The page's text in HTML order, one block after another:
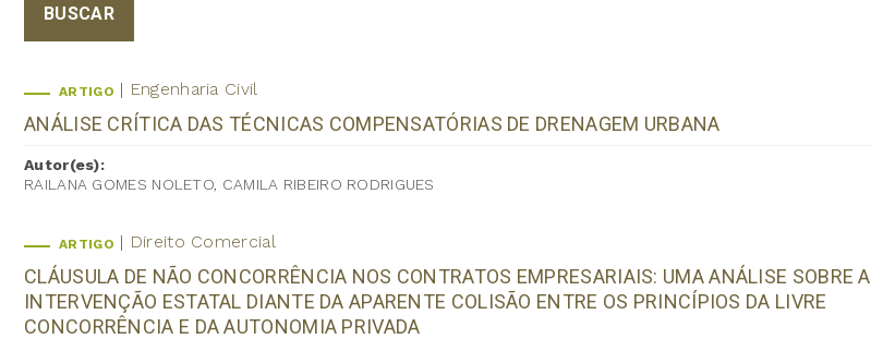
ARTIGO Engenharia Civil
ANÁLISE CRÍTICA DAS TÉCNICAS COMPENSATÓRIAS DE DRENAGEM URBANA
Autor(es):
RAILANA GOMES NOLETO, CAMILA RIBEIRO RODRIGUES
ARTIGO Direito Comercial
CLÁUSULA DE NÃO CONCORRÊNCIA NOS CONTRATOS EMPRESARIAIS: UMA ANÁLISE SOBRE A
INTERVENÇÃO ESTATAL DIANTE DA APARENTE COLISÃO ENTRE OS PRINCÍPIOS DA LIVRE
CONCORRÊNCIA E DA AUTONOMIA PRIVADA